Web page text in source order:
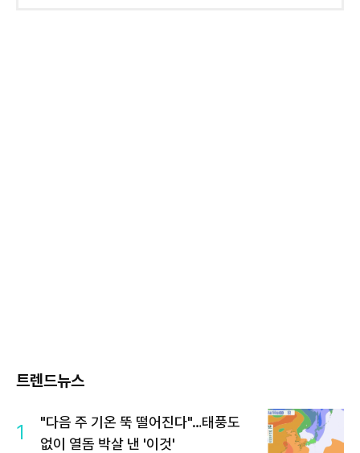
트렌드뉴스
1
"다음 주 기온 뚝 떨어진다"…태풍도
없이 열돔 박살 낸 '이것'